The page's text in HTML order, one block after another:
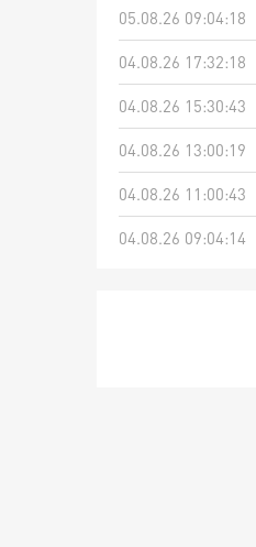
05.08.26 09:04:18
04.08.26 17:32:18
04.08.26 15:30:43
04.08.26 13:00:19
04.08.26 11:00:43
04.08.26 09:04:14